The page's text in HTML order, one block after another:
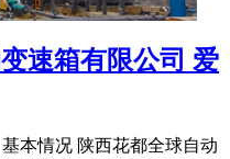
速箱有限公司 爱
本情况 陕西花都全球自动